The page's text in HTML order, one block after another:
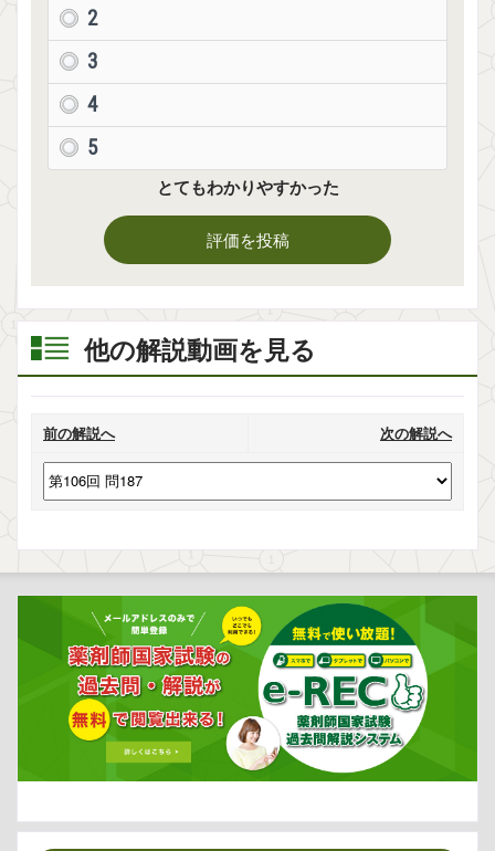
2
3
4
5
とてもわかりやすかった
評価を投稿
他の解説動画を見る
前の解説へ 次の解説へ